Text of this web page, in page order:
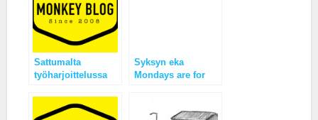
Sattumalta
työharjoittelussa
Busineksella
Syksyn eka
Mondays are for
analyysissä !